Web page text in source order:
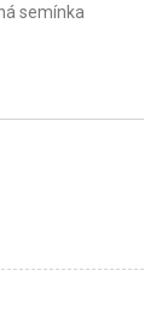
semínka